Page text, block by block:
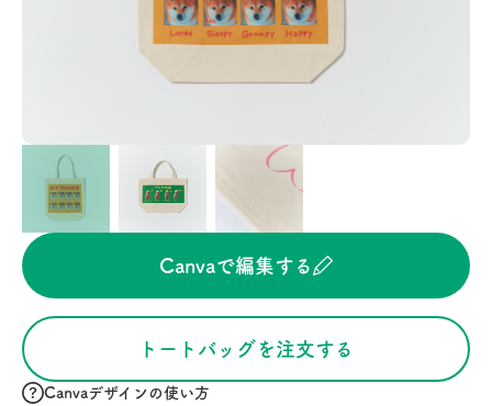
Canvaで編集する
トートバッグを注文する
Canvaデザインの使い方